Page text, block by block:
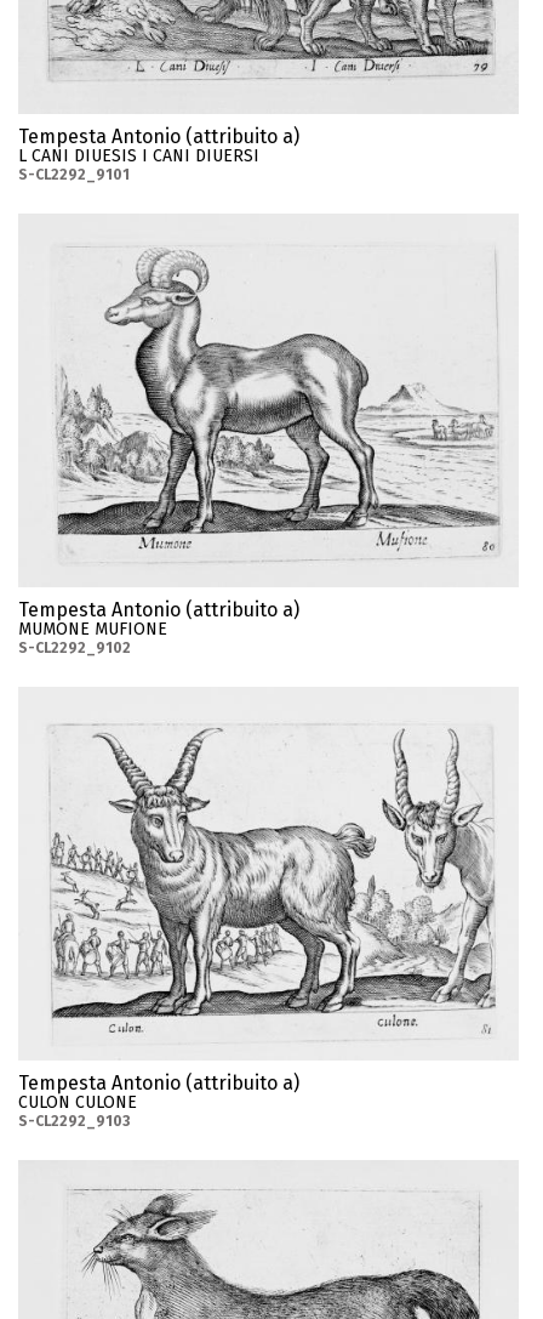
Tempesta Antonio (attribuito a)
L CANI DIUESIS I CANI DIUERSI
S-CL2292_9101
Tempesta Antonio (attribuito a)
MUMONE MUFIONE
S-CL2292_9102
Tempesta Antonio (attribuito a)
CULON CULONE
S-CL2292_9103